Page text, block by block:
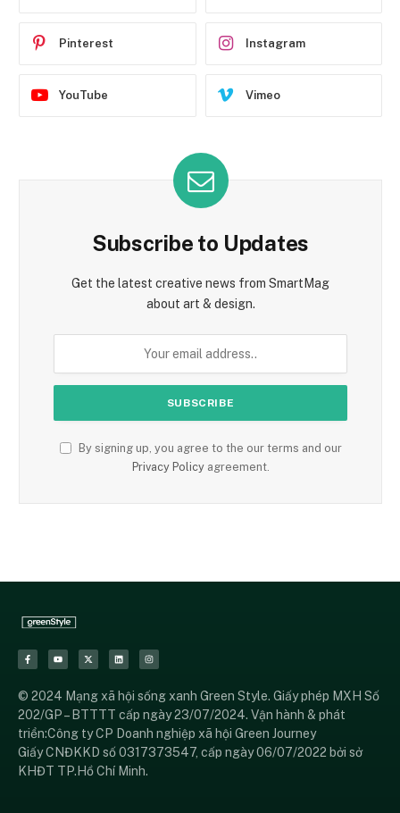
Pinterest Instagram
YouTube Vimeo
Subscribe to Updates
Get the latest creative news from SmartMag
about art & design.
By signing up, you agree to the our terms and our
Privacy Policyagreement.
© 2024 Mạng xã hội sống xanh Green Style. Giấy phép MXH Số
202/GP – BTTTT cấp ngày 23/07/2024. Vận hành & phát
triển:Công ty CP Doanh nghiệp xã hội Green Journey
Giấy CNĐKKD số 0317373547, cấp ngày 06/07/2022 bởi sở
KHĐT TP.Hồ Chí Minh.